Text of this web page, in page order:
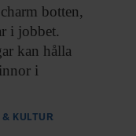
botten,
i jobbet.
kan hålla
i
KULTUR